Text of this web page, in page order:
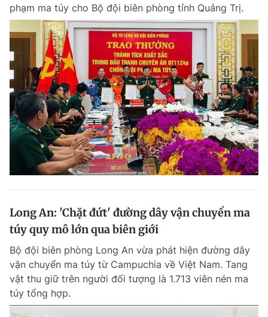
phạm ma túy cho Bộ đội biên phòng tỉnh Quảng Trị.
Long An: 'Chặt đứt' đường dây vận chuyển ma
túy quy mô lớn qua biên giới
Bộ đội biên phòng Long An vừa phát hiện đường dây
vận chuyển ma túy từ Campuchia về Việt Nam. Tang
vật thu giữ trên người đối tượng là 1.713 viên nén ma
túy tổng hợp.